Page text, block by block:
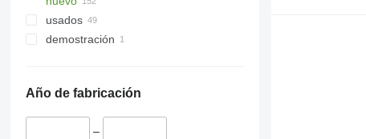
usados
demostración
Año de fabricación
–